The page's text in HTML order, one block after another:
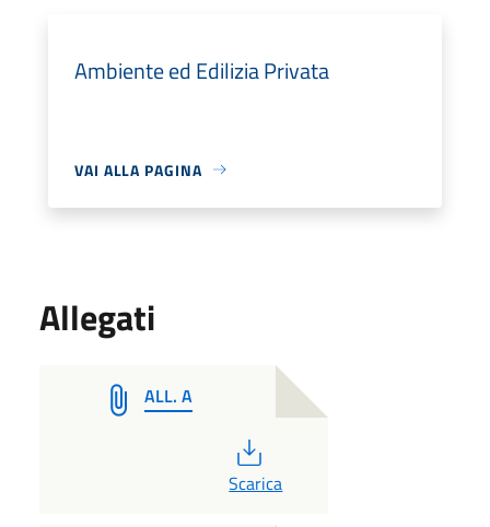
Ambiente ed Edilizia Privata
VAI ALLA PAGINA
Allegati
ALL. A
PDF
Scarica